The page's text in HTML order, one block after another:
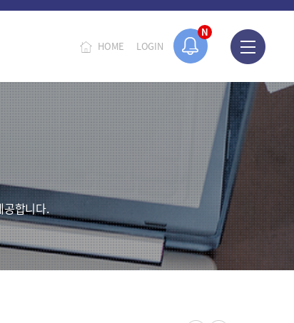
N
HOME LOGIN
공합니다.